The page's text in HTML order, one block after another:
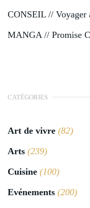
CONSEIL // Voyager
MANGA // Promise
CATÉGORIES
Art de vivre (82)
Arts (239)
Cuisine (100)
Evénements (200)